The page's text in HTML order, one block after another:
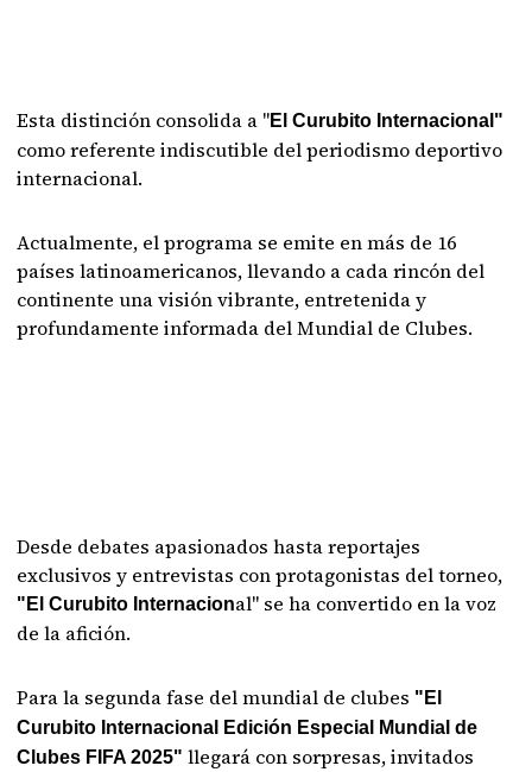
Esta distinción consolida a "El Curubito Internacional"
como referente indiscutible del periodismo deportivo
internacional.
Actualmente, el programa se emite en más de 16
países latinoamericanos, llevando a cada rincón del
continente una visión vibrante, entretenida y
profundamente informada del Mundial de Clubes.
Desde debates apasionados hasta reportajes
exclusivos y entrevistas con protagonistas del torneo,
"El Curubito Internacional" se ha convertido en la voz
de la afición.
Para la segunda fase del mundial de clubes "El
Curubito Internacional Edición Especial Mundial de
Clubes FIFA 2025" llegará con sorpresas, invitados